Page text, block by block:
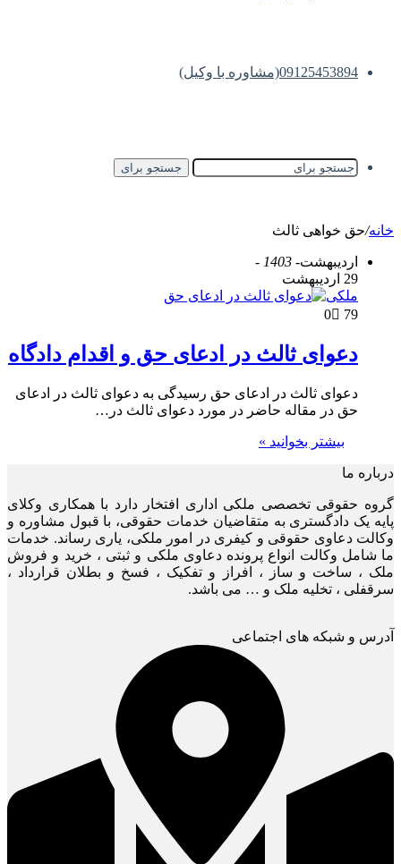
09125453894(مشاوره با وکیل)
جستجو برای
خانه/حق خواهی ثالث
اردیبهشت- 1403 -
29 اردیبهشت
ملکی
0
79
دعوای ثالث در ادعای حق و اقدام دادگاه
دعوای ثالث در ادعای حق رسیدگی به دعوای ثالث در ادعای
حق در مقاله حاضر در مورد دعوای ثالث در…
بیشتر بخوانید »
درباره ما
گروه حقوقی تخصصی ملکی اداری افتخار دارد با همکاری وکلای
پایه یک دادگستری به متقاضیان خدمات حقوقی، با قبول مشاوره و
وکالت دعاوی حقوقی و کیفری در امور ملکی، یاری رساند. خدمات
ما شامل وکالت انواع پرونده دعاوی ملکی و ثبتی ، خرید و فروش
ملک ، ساخت و ساز ، افراز و تفکیک ، فسخ و بطلان قرارداد ،
سرقفلی ، تخلیه ملک و … می باشد.
آدرس و شبکه های اجتماعی